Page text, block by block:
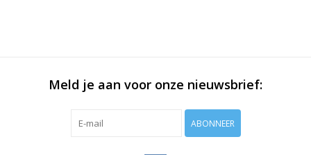
Meld je aan voor onze nieuwsbrief:
ABONNEER